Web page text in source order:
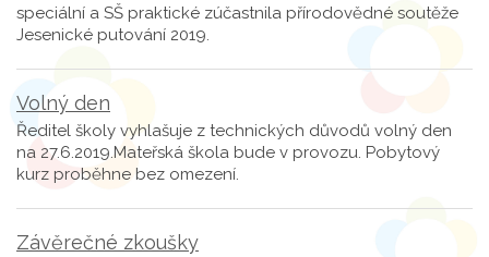
speciální a SŠ praktické zúčastnila přírodovědné soutěže
Jesenické putování 2019.
Volný den
Ředitel školy vyhlašuje z technických důvodů volný den
na 27.6.2019.Mateřská škola bude v provozu. Pobytový
kurz proběhne bez omezení.
Závěrečné zkoušky